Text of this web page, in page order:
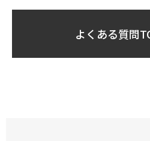
よくある質問